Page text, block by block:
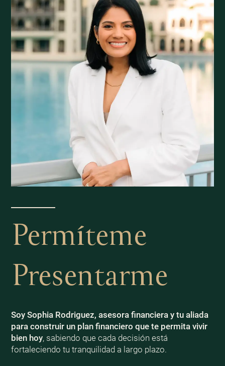
Permíteme
Presentarme
Soy Sophia Rodriguez, asesora financiera y tu aliada
para construir un plan financiero que te permita vivir
bien hoy, sabiendo que cada decisión está
fortaleciendo tu tranquilidad a largo plazo.